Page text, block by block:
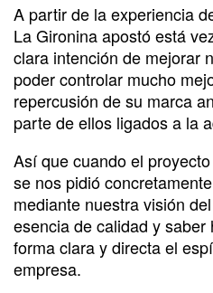
A partir de la experiencia
La Gironina apostó está
clara intención de mejorar
poder controlar mucho
repercusión de su marca
parte de ellos ligados a la
Así que cuando el
se nos pidió
mediante nuestra visión
esencia de calidad y saber
forma clara y directa el
empresa.